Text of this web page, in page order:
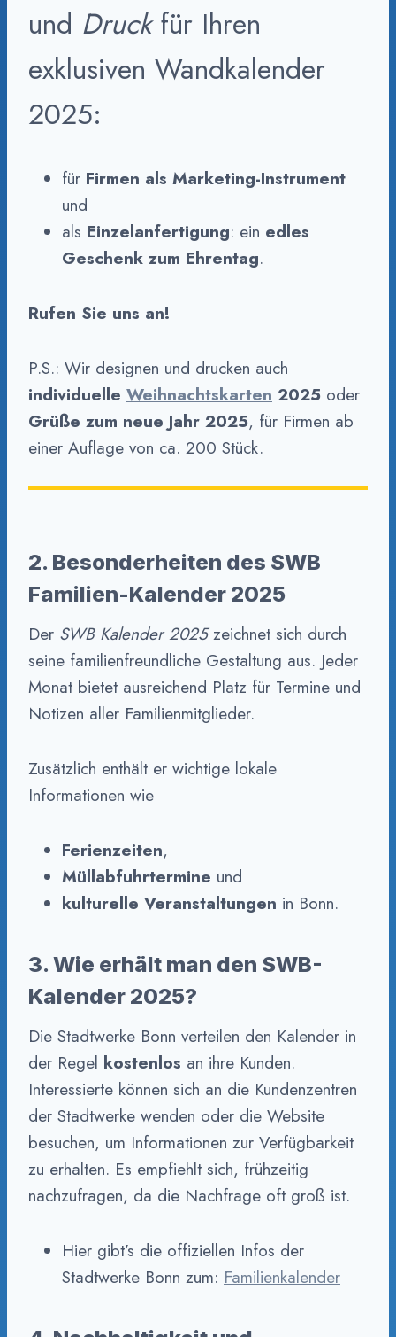
und Druckfür Ihren
exklusiven Wandkalender
2025:
für Firmen als Marketing-Instrument
und
als Einzelanfertigung: ein edles
Geschenk zum Ehrentag.
Rufen Sie uns an!
P.S.: Wir designen und drucken auch
individuelle Weihnachtskarten 2025 oder
Grüße zum neue Jahr 2025, für Firmen ab
einer Auflage von ca. 200 Stück.
2. Besonderheiten des SWB
Familien-Kalender 2025
Der SWB Kalender 2025zeichnet sich durch
seine familienfreundliche Gestaltung aus. Jeder
Monat bietet ausreichend Platz für Termine und
Notizen aller Familienmitglieder.
Zusätzlich enthält er wichtige lokale
Informationen wie
Ferienzeiten,
Müllabfuhrtermine und
kulturelle Veranstaltungen in Bonn.
3. Wie erhält man den SWB-
Kalender 2025?
Die Stadtwerke Bonn verteilen den Kalender in
der Regel kostenlos an ihre Kunden.
Interessierte können sich an die Kundenzentren
der Stadtwerke wenden oder die Website
besuchen, um Informationen zur Verfügbarkeit
zu erhalten. Es empfiehlt sich, frühzeitig
nachzufragen, da die Nachfrage oft groß ist.
Hier gibt’s die offiziellen Infos der
Stadtwerke Bonn zum: Familienkalender